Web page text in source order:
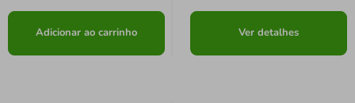
Adicionar ao carrinho Ver detalhes